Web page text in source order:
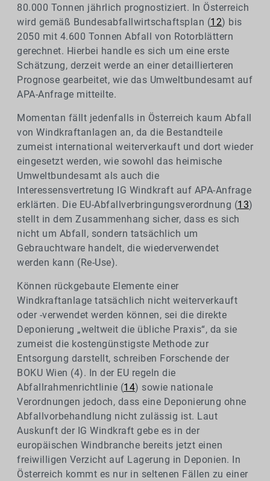
80.000 Tonnen jährlich prognostiziert. In Österreich
wird gemäß Bundesabfallwirtschaftsplan (12) bis
2050 mit 4.600 Tonnen Abfall von Rotorblättern
gerechnet. Hierbei handle es sich um eine erste
Schätzung, derzeit werde an einer detaillierteren
Prognose gearbeitet, wie das Umweltbundesamt auf
APA-Anfrage mitteilte.
Momentan fällt jedenfalls in Österreich kaum Abfall
von Windkraftanlagen an, da die Bestandteile
zumeist international weiterverkauft und dort wieder
eingesetzt werden, wie sowohl das heimische
Umweltbundesamt als auch die
Interessensvertretung IG Windkraft auf APA-Anfrage
erklärten. Die EU-Abfallverbringungsverordnung (13)
stellt in dem Zusammenhang sicher, dass es sich
nicht um Abfall, sondern tatsächlich um
Gebrauchtware handelt, die wiederverwendet
werden kann (Re-Use).
Können rückgebaute Elemente einer
Windkraftanlage tatsächlich nicht weiterverkauft
oder -verwendet werden können, sei die direkte
Deponierung „weltweit die übliche Praxis“, da sie
zumeist die kostengünstigste Methode zur
Entsorgung darstellt, schreiben Forschende der
BOKU Wien (4). In der EU regeln die
Abfallrahmenrichtlinie (14) sowie nationale
Verordnungen jedoch, dass eine Deponierung ohne
Abfallvorbehandlung nicht zulässig ist. Laut
Auskunft der IG Windkraft gebe es in der
europäischen Windbranche bereits jetzt einen
freiwilligen Verzicht auf Lagerung in Deponien. In
Österreich kommt es nur in seltenen Fällen zu einer